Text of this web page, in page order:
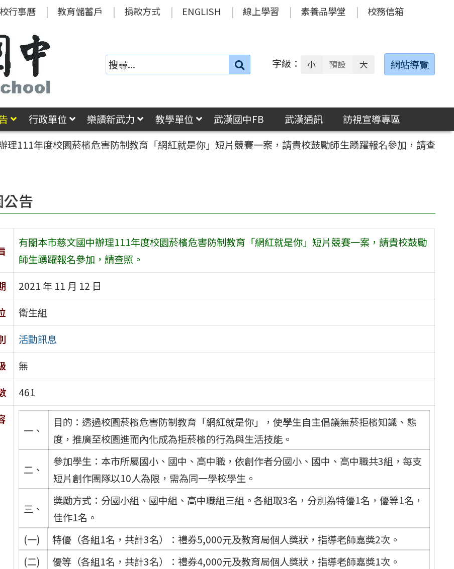
行事曆 教育儲蓄戶 捐款方式 ENGLISH 線上學習 素養品學堂 校務信箱
搜
字級： 小 預設 大 網站導覽
行政單位 樂讀新武力 教學單位 武漢國中FB 武漢通訊
訪視宣導專區
理111年度校園菸檳危害防制教育「網紅就是你」短片競賽一案，請貴校鼓勵師生踴躍報名參加，請查
告
有關本市慈文國中辦理111年度校園菸檳危害防制教育「網紅就是你」短片競賽一案，請貴校鼓勵
師生踴躍報名參加，請查照。
2021 年 11 月 12 日
衛生組
活動訊息
無
461
一、
目的：透過校園菸檳危害防制教育「網紅就是你」，使學生自主倡議無菸拒檳知識、態
度，推廣至校園進而內化成為拒菸檳的行為與生活技能。
二、
參加學生：本市所屬國小、國中、高中職，依創作者分國小、國中、高中職共3組，每支
短片創作團隊以10人為限，需為同一學校學生。
三、
獎勵方式：分國小組、國中組、高中職組三組。各組取3名，分別為特優1名，優等1名，
佳作1名。
(一)
特優（各組1名，共計3名）：禮券5,000元及教育局個人獎狀，指導老師嘉獎2次。
(二)
優等（各組1名，共計3名）：禮券4,000元及教育局個人獎狀，指導老師嘉獎1次。